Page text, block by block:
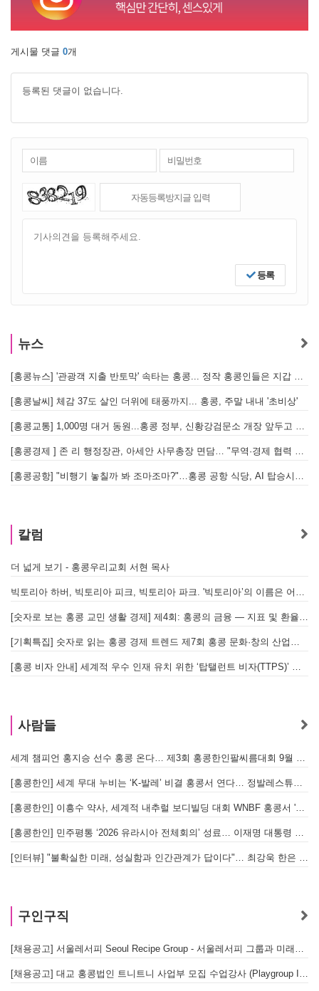
게시물 댓글 0개
등록된 댓글이 없습니다.
등록
뉴스
[홍콩뉴스] '관광객 지출 반토막' 속타는 홍콩... 정작 홍콩인들은 지갑 들고 해외로?
[홍콩날씨] 체감 37도 살인 더위에 태풍까지... 홍콩, 주말 내내 '초비상'
[홍콩교통] 1,000명 대거 동원...홍콩 정부, 신황강검문소 개장 앞두고 실전 훈련 돌입
[홍콩경제 ] 존 리 행정장관, 아세안 사무총장 면담… "무역·경제 협력 한층 강화한다"
[홍콩공항] "비행기 놓칠까 봐 조마조마?"…홍콩 공항 식당, AI 탑승시간 계산해 메뉴 추천해 준다
칼럼
더 넓게 보기 - 홍콩우리교회 서현 목사
빅토리아 하버, 빅토리아 피크, 빅토리아 파크. '빅토리아’의 이름은 어떻게 온 걸까? - [이승권 원장의 생활칼럼]
[숫자로 보는 홍콩 교민 생활 경제] 제4회: 홍콩의 금융 — 지표 및 환율, MPF 운영 현황
[기획특집] 숫자로 읽는 홍콩 경제 트렌드 제7회 홍콩 문화·창의 산업의 구조와 분야별 동향
[홍콩 비자 안내] 세계적 우수 인재 유치 위한 ‘탑탤런트 비자(TTPS)’ 주요 요건
사람들
세계 챔피언 홍지승 선수 홍콩 온다… 제3회 홍콩한인팔씨름대회 9월 12일 개최
[홍콩한인] 세계 무대 누비는 ‘K-발레’ 비결 홍콩서 연다… 정발레스튜디오 개원
[홍콩한인] 이흥수 약사, 세계적 내추럴 보디빌딩 대회 WNBF 홍콩서 '마스터 부문 1위' 기염
[홍콩한인] 민주평통 ‘2026 유라시아 전체회의’ 성료… 이재명 대통령 참석으로 의미 더해
[인터뷰] "불확실한 미래, 성실함과 인간관계가 답이다"… 최강욱 한은 부소장이 청소년들에게 전하는 응원
구인구직
[채용공고] 서울레서피 Seoul Recipe Group - 서울레서피 그룹과 미래를 함께할 유능한 인재를 모십니다
[채용공고] 대교 홍콩법인 트니트니 사업부 모집 수업강사 (Playgroup Instructor)